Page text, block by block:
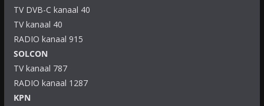
TV DVB-C kanaal 40
TV kanaal 40
RADIO kanaal 915
SOLCON
TV kanaal 787
RADIO kanaal 1287
KPN